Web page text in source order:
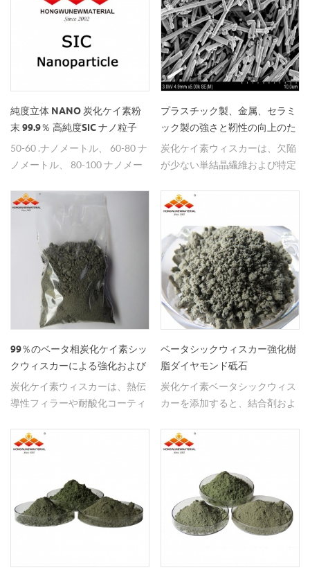
ロニクスの包装材料でよく使わ
れます。
純度立体 NANO 炭化ケイ素粉
末 99.9％ 高純度SiC ナノ粒子
50-60 .ナノメートル、 60-80 ナ
ノメートル、 80-100 ナノメー
および 500ナノメートルがあり
ます。
プラスチック製、金属、セラミ
ック製の強さと靭性の向上のた
めのベータSiCウィスカー。
炭化ケイ素ウィスカーは、欠陥
が少ない単結晶繊維および特定
い高温抵抗と高強度を持ってい
ます。 主に機会の機会に使用さ
れます高温高強度塗布材料が必
要です。 そのようなもの： .航
空宇宙材料、高速切削工具など
2つに分けられます α型 β型 それ
らの性能 βタイプ α型 そして、
より高い硬度（9.5 9.5以上）、
より良好な靭性、電気伝導性、
耐摩耗性、高温抵抗、特殊抵抗
耐震性、耐食性、耐食性、耐放
射線性がある。、エンジン、 高
温 タービンローター、特殊コン
99％のベータ相炭化ケイ素シッ
クウィスカーによる強化および
強化された材料
炭化ケイ素ウィスカーは、熱伝
導性フィラーや耐酸化コーティ
化や強化にも使用できます。
ベータシックウィスカー強化樹
脂ダイヤモンド砥石
炭化ケイ素ベータシックウィス
カーを添加すると、結合剤およ
よび研磨特性を大幅に向上させ
ることができる。